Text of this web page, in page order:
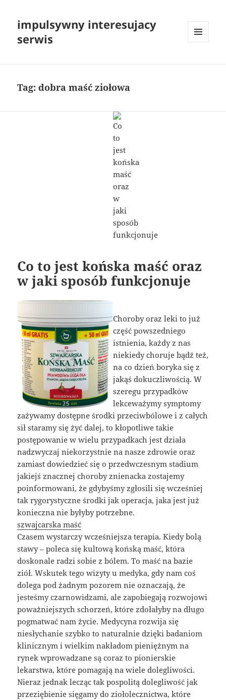
impulsywny interesujacy
serwis
Tag:dobra maść ziołowa
Co to jest końska maść oraz
w jaki sposób funkcjonuje
Choroby oraz leki to już
część powszedniego
istnienia, każdy z nas
niekiedy choruje bądź też,
na co dzień boryka się z
jakąś dokuczliwością. W
szeregu przypadków
lekceważymy symptomy
zażywamy dostępne środki przeciwbólowe i z całych
sił staramy się żyć dalej, to kłopotliwe takie
postępowanie w wielu przypadkach jest działa
nadzwyczaj niekorzystnie na nasze zdrowie oraz
zamiast dowiedzieć się o przedwczesnym stadium
jakiejś znacznej choroby znienacka zostajemy
poinformowani, że gdybyśmy zgłosili się wcześniej
tak rygorystyczne środki jak operacja, jaka jest już
konieczna nie byłyby potrzebne.
szwajcarska maść
Czasem wystarczy wcześniejsza terapia. Kiedy bolą
stawy – poleca się kultową końską maść, która
doskonale radzi sobie z bólem. To maść na bazie
ziół. Wskutek tego wizyty u medyka, gdy nam coś
dolega pod żadnym pozorem nie oznaczają, że
jesteśmy czarnowidzami, ale zapobiegają rozwojowi
poważniejszych schorzeń, które zdołałyby na długo
pogmatwać nam życie. Medycyna rozwija się
niesłychanie szybko to naturalnie dzięki badaniom
klinicznym i wielkim nakładom pieniężnym na
rynek wprowadzane są coraz to pionierskie
lekarstwa, które pomagają na wiele dolegliwości.
Nieraz jednak lecząc tak pospolitą dolegliwość jak
przeziębienie sięgamy do ziołolecznictwa, które